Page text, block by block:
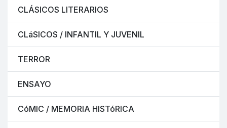
CLÁSICOS LITERARIOS
CLáSICOS / INFANTIL Y JUVENIL
TERROR
ENSAYO
CóMIC / MEMORIA HISTóRICA